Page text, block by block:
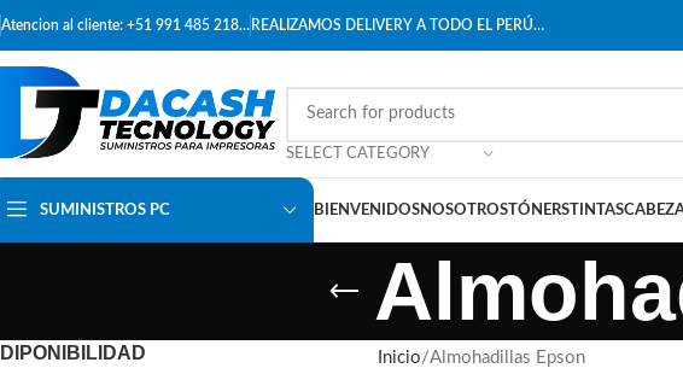
Atencion al cliente: +51 991 485 218… REALIZAMOS DELIVERY A TODO EL PERÚ…
SELECT CATEGORY
SUMINISTROS PC BIENVENIDOSNOSOTROSTÓNERSTINTAS
DIPONIBILIDAD Inicio Almohadillas Epson